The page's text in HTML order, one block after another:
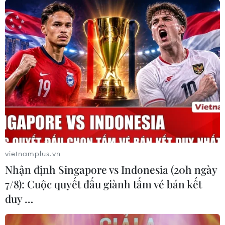
nhiều tuyến đường bộ cao tốc
trọng yếu.
(Vietnam+)
vietnamplus.vn
Nhận định Singapore vs Indonesia (20h ngày
7/8): Cuộc quyết đấu giành tấm vé bán kết
duy …